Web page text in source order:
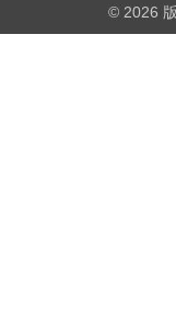
© 2026